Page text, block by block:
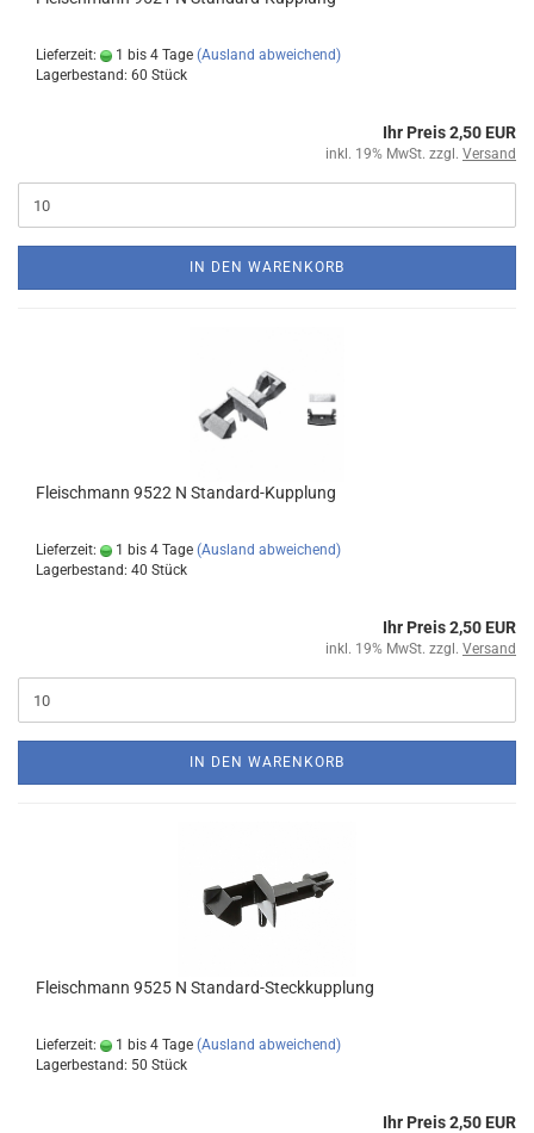
Lieferzeit: 1 bis 4 Tage (Ausland abweichend)
Lagerbestand: 60 Stück
Ihr Preis 2,50 EUR
inkl. 19% MwSt. zzgl. Versand
IN DEN WARENKORB
Fleischmann 9522 N Standard-Kupplung
Lieferzeit: 1 bis 4 Tage (Ausland abweichend)
Lagerbestand: 40 Stück
Ihr Preis 2,50 EUR
inkl. 19% MwSt. zzgl. Versand
IN DEN WARENKORB
Fleischmann 9525 N Standard-Steckkupplung
Lieferzeit: 1 bis 4 Tage (Ausland abweichend)
Lagerbestand: 50 Stück
Ihr Preis 2,50 EUR